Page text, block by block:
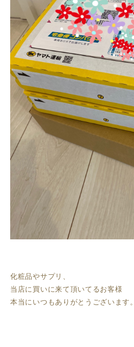
化粧品やサプリ、
当店に買いに来て頂いてるお客様
本当にいつもありがとうございます。